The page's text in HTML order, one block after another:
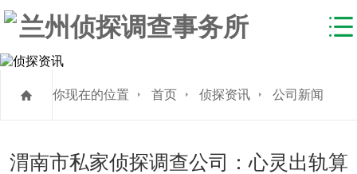
你现在的位置 首页 侦探资讯 公司新闻
渭南市私家侦探调查公司：心灵出轨算